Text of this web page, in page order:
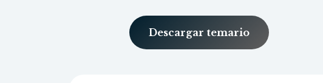
Descargar temario